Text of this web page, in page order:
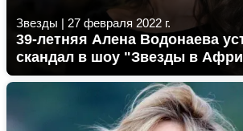
Звезды | 27 февраля 2022 г.
39-летняя Алена Водонаева
скандал в шоу "Звезды в